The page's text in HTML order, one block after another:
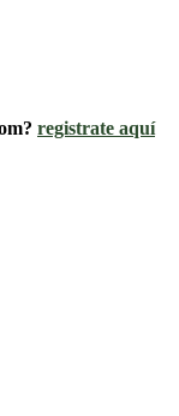
registrate aquí